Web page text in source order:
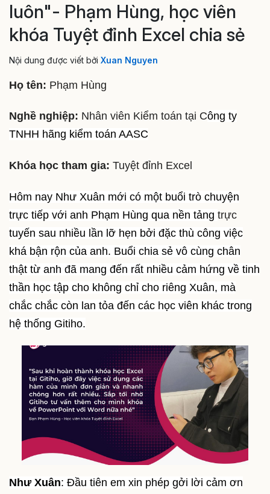
luôn"- Phạm Hùng, học viên
khóa Tuyệt đỉnh Excel chia sẻ
Nội dung được viết bởi Xuan Nguyen
Họ tên: Phạm Hùng
Nghề nghiệp: Nhân viên Kiểm toán tại Công ty
TNHH hãng kiểm toán AASC
Khóa học tham gia: Tuyệt đỉnh Excel
Hôm nay Như Xuân mới có một buổi trò chuyện
trực tiếp với anh Phạm Hùng qua nền tảng trực
tuyến sau nhiều lần lỡ hẹn bởi đặc thù công việc
khá bận rộn của anh. Buổi chia sẻ vô cùng chân
thật từ anh đã mang đến rất nhiều cảm hứng về tinh
thần học tập cho không chỉ cho riêng Xuân, mà
chắc chắc còn lan tỏa đến các học viên khác trong
hệ thống Gitiho.
Như Xuân: Đầu tiên em xin phép gởi lời cảm ơn